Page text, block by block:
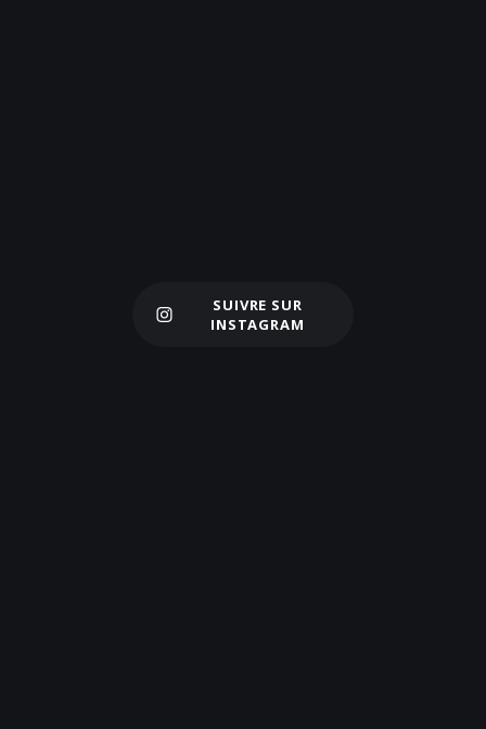
Charger plus
SUIVRE SUR
INSTAGRAM